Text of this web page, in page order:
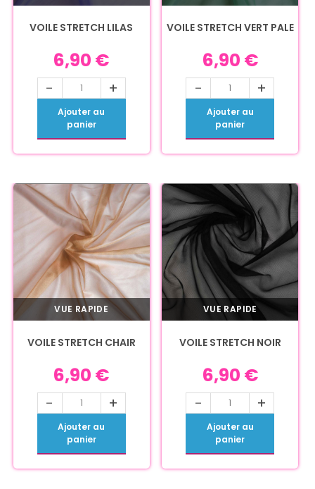
VOILE STRETCH LILAS
6,90 €
- +
Ajouter au
panier
VOILE STRETCH VERT PALE
6,90 €
- +
Ajouter au
panier
VUE RAPIDE
VOILE STRETCH CHAIR
6,90 €
- +
Ajouter au
panier
VUE RAPIDE
VOILE STRETCH NOIR
6,90 €
- +
Ajouter au
panier